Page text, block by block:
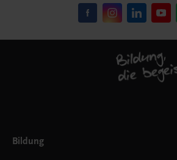
Bildung